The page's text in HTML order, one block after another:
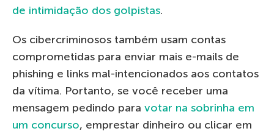
de intimidação dos golpistas.
Os cibercriminosos também usam contas
comprometidas para enviar mais e-mails de
phishing e links mal-intencionados aos contatos
da vítima. Portanto, se você receber uma
mensagem pedindo para votar na sobrinha em
um concurso, emprestar dinheiro ou clicar em